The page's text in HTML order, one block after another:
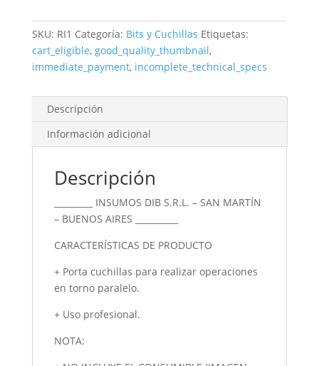
1
-
25,40
Mm
SKU: RI1 Categoría: Bits y Cuchillas Etiquetas:
cart_eligible, good_quality_thumbnail,
immediate_payment, incomplete_technical_specs
Descripción
Información adicional
Descripción
_________ INSUMOS DIB S.R.L. – SAN MARTÍN
– BUENOS AIRES __________
CARACTERÍSTICAS DE PRODUCTO
+ Porta cuchillas para realizar operaciones
en torno paralelo.
+ Uso profesional.
NOTA: